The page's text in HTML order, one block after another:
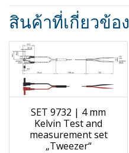
สินค้าที่เกี่ยวข้อง
SET 9732 | 4 mm
Kelvin Test and
measurement set
„Tweezer“